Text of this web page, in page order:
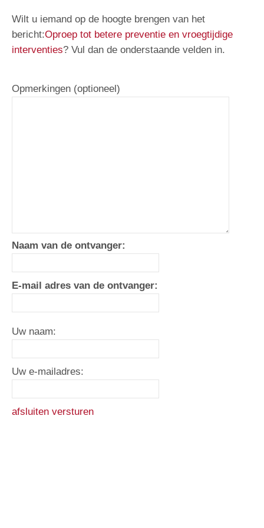
Wilt u iemand op de hoogte brengen van het
bericht:Oproep tot betere preventie en vroegtijdige
interventies? Vul dan de onderstaande velden in.
Opmerkingen (optioneel)
Naam van de ontvanger:
E-mail adres van de ontvanger:
Uw naam:
Uw e-mailadres:
afsluiten versturen